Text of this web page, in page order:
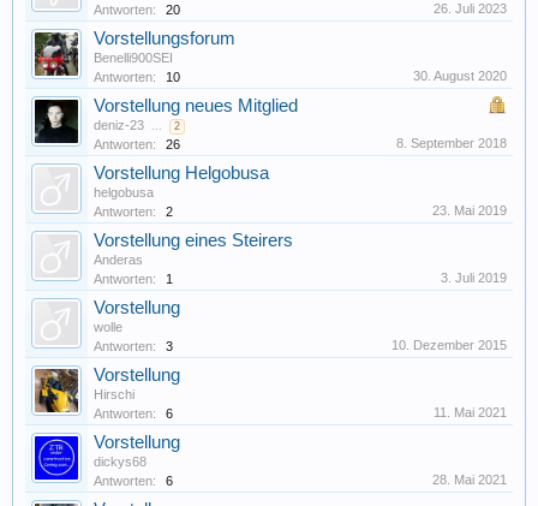
Antworten: 20 26. Juli 2023
Vorstellungsforum
Benelli900SEI
Antworten:
10 30. August 2020
Vorstellung neues Mitglied
deniz-23 ... 2
Antworten: 26 8. September 2018
Vorstellung Helgobusa
helgobusa
Antworten:
2 23. Mai 2019
Vorstellung eines Steirers
Anderas
Antworten:
1 3. Juli 2019
Vorstellung
wolle
Antworten:
3 10. Dezember 2015
Vorstellung
Hirschi
Antworten:
6 11. Mai 2021
Vorstellung
dickys68
Antworten:
6 28. Mai 2021